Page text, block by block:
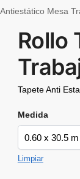
Mesa
Rollo
Tapete Anti
Medida
Limpiar